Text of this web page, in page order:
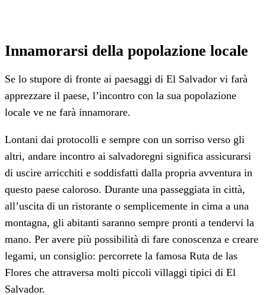
Innamorarsi della popolazione locale
Se lo stupore di fronte ai paesaggi di El Salvador vi farà
apprezzare il paese, l’incontro con la sua popolazione
locale ve ne farà innamorare.
Lontani dai protocolli e sempre con un sorriso verso gli
altri, andare incontro ai salvadoregni significa assicurarsi
di uscire arricchiti e soddisfatti dalla propria avventura in
questo paese caloroso. Durante una passeggiata in città,
all’uscita di un ristorante o semplicemente in cima a una
montagna, gli abitanti saranno sempre pronti a tendervi la
mano. Per avere più possibilità di fare conoscenza e creare
legami, un consiglio: percorrete la famosa Ruta de las
Flores che attraversa molti piccoli villaggi tipici di El
Salvador.